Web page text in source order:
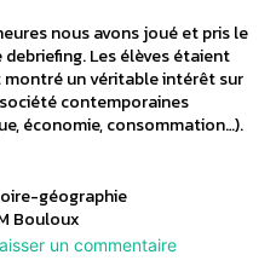
nous avons joué et pris le
Les élèves étaient
un véritable intérêt sur
contemporaines
économie, consommation…).
géographie
Bouloux
un commentaire